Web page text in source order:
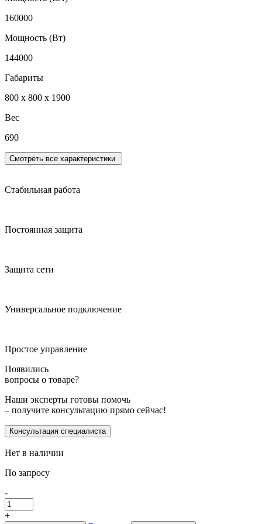
160000
Мощность (Вт)
144000
Габариты
800 х 800 x 1900
Вес
690
Смотреть все характеристики
Стабильная работа
Постоянная защита
Защита сети
Универсальное подключение
Простое управление
Появились
вопросы о товаре?
Наши эксперты готовы помочь
– получите консультацию прямо сейчас!
Консультация специалиста
Нет в наличии
По запросу
-
+